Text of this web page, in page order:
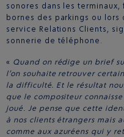
sonores dans les
bornes des parkings ou
service Relations Clients,
sonnerie de téléphone.
« Quand on rédige un brief
l’on souhaite retrouver
la difficulté. Et le résultat
que le compositeur
joué. Je pense que cette
à nos clients étrangers mais
comme aux azuréens qui y